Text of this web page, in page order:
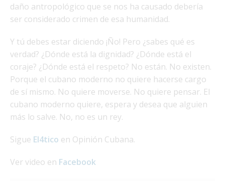
daño antropológico que se nos ha causado debería
ser considerado crimen de esa humanidad.
Y tú debes estar diciendo ¡Ño! Pero ¿sabes qué es
verdad? ¿Dónde está la dignidad? ¿Dónde está el
coraje? ¿Dónde está el respeto? No están. No existen.
Porque el cubano moderno no quiere hacerse cargo
de sí mismo. No quiere moverse. No quiere pensar. El
cubano moderno quiere, espera y desea que alguien
más lo salve. No, no es un rey.
Sigue El4tico en Opinión Cubana.
Ver video en Facebook